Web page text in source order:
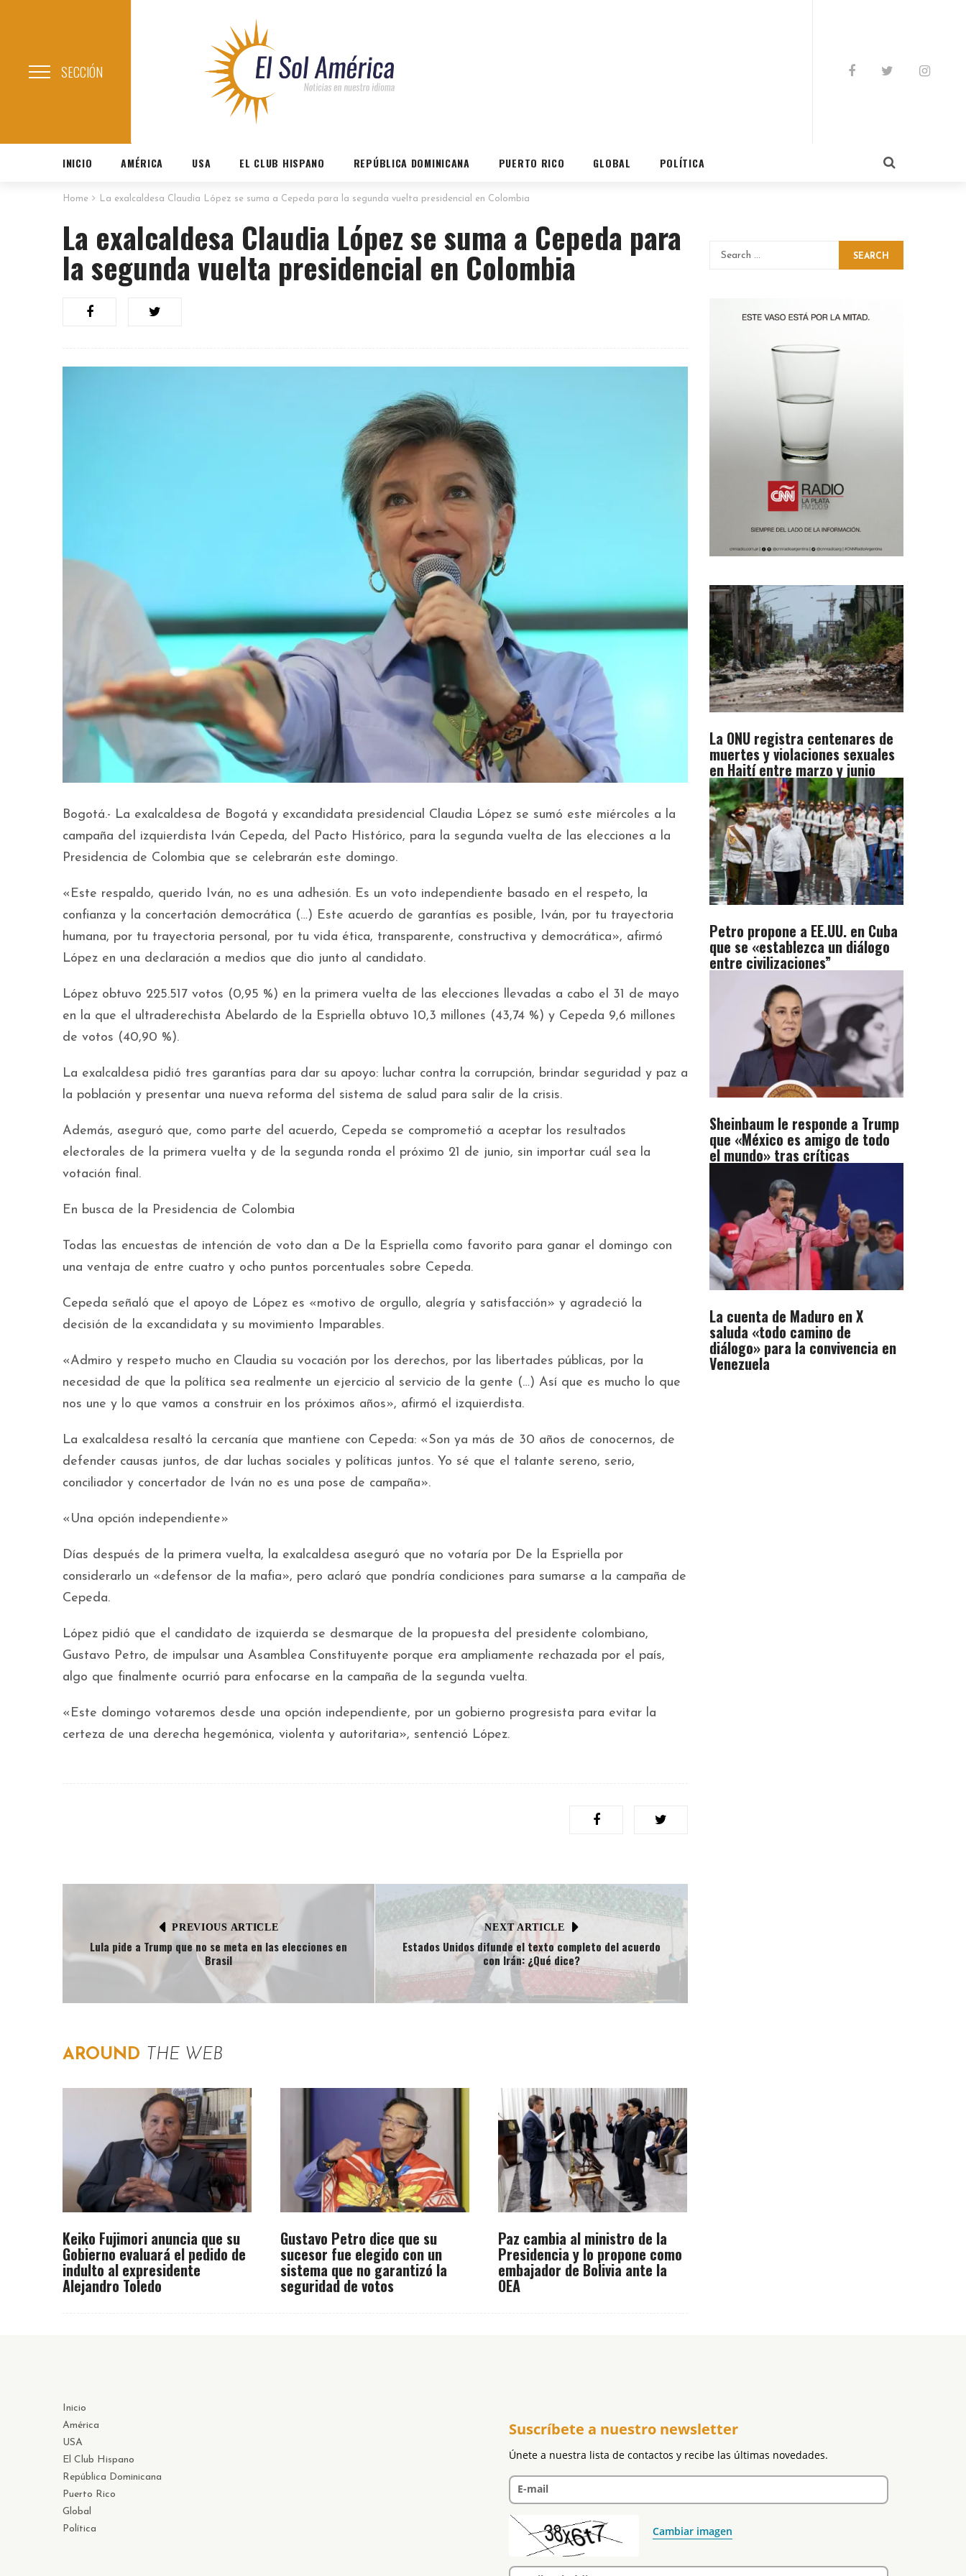
SECCIÓN
INICIO AMÉRICA USA EL CLUB HISPANO REPÚBLICA DOMINICANA PUERTO RICO GLOBAL POLÍTICA
Home La exalcaldesa Claudia López se suma a Cepeda para la segunda vuelta presidencial en Colombia
La exalcaldesa Claudia López se suma a Cepeda para
la segunda vuelta presidencial en Colombia
Bogotá.- La exalcaldesa de Bogotá y excandidata presidencial Claudia López se sumó este miércoles a la
campaña del izquierdista Iván Cepeda, del Pacto Histórico, para la segunda vuelta de las elecciones a la
Presidencia de Colombia que se celebrarán este domingo.
«Este respaldo, querido Iván, no es una adhesión. Es un voto independiente basado en el respeto, la
confianza y la concertación democrática (…) Este acuerdo de garantías es posible, Iván, por tu trayectoria
humana, por tu trayectoria personal, por tu vida ética, transparente, constructiva y democrática», afirmó
López en una declaración a medios que dio junto al candidato.
López obtuvo 225.517 votos (0,95 %) en la primera vuelta de las elecciones llevadas a cabo el 31 de mayo
en la que el ultraderechista Abelardo de la Espriella obtuvo 10,3 millones (43,74 %) y Cepeda 9,6 millones
de votos (40,90 %).
La exalcaldesa pidió tres garantías para dar su apoyo: luchar contra la corrupción, brindar seguridad y paz a
la población y presentar una nueva reforma del sistema de salud para salir de la crisis.
Además, aseguró que, como parte del acuerdo, Cepeda se comprometió a aceptar los resultados
electorales de la primera vuelta y de la segunda ronda el próximo 21 de junio, sin importar cuál sea la
votación final.
En busca de la Presidencia de Colombia
Todas las encuestas de intención de voto dan a De la Espriella como favorito para ganar el domingo con
una ventaja de entre cuatro y ocho puntos porcentuales sobre Cepeda.
Cepeda señaló que el apoyo de López es «motivo de orgullo, alegría y satisfacción» y agradeció la
decisión de la excandidata y su movimiento Imparables.
«Admiro y respeto mucho en Claudia su vocación por los derechos, por las libertades públicas, por la
necesidad de que la política sea realmente un ejercicio al servicio de la gente (…) Así que es mucho lo que
nos une y lo que vamos a construir en los próximos años», afirmó el izquierdista.
La exalcaldesa resaltó la cercanía que mantiene con Cepeda: «Son ya más de 30 años de conocernos, de
defender causas juntos, de dar luchas sociales y políticas juntos. Yo sé que el talante sereno, serio,
conciliador y concertador de Iván no es una pose de campaña».
«Una opción independiente»
Días después de la primera vuelta, la exalcaldesa aseguró que no votaría por De la Espriella por
considerarlo un «defensor de la mafia», pero aclaró que pondría condiciones para sumarse a la campaña de
Cepeda.
López pidió que el candidato de izquierda se desmarque de la propuesta del presidente colombiano,
Gustavo Petro, de impulsar una Asamblea Constituyente porque era ampliamente rechazada por el país,
algo que finalmente ocurrió para enfocarse en la campaña de la segunda vuelta.
«Este domingo votaremos desde una opción independiente, por un gobierno progresista para evitar la
certeza de una derecha hegemónica, violenta y autoritaria», sentenció López.
PREVIOUS ARTICLE
Lula pide a Trump que no se meta en las elecciones en
Brasil
NEXT ARTICLE
Estados Unidos difunde el texto completo del acuerdo
con Irán: ¿Qué dice?
AROUND THE WEB
Keiko Fujimori anuncia que su
Gobierno evaluará el pedido de
indulto al expresidente
Alejandro Toledo
Gustavo Petro dice que su
sucesor fue elegido con un
sistema que no garantizó la
seguridad de votos
Paz cambia al ministro de la
Presidencia y lo propone como
embajador de Bolivia ante la
OEA
SEARCH
La ONU registra centenares de
muertes y violaciones sexuales
en Haití entre marzo y junio
Petro propone a EE.UU. en Cuba
que se «establezca un diálogo
entre civilizaciones”
Sheinbaum le responde a Trump
que «México es amigo de todo
el mundo» tras críticas
La cuenta de Maduro en X
saluda «todo camino de
diálogo» para la convivencia en
Venezuela
Inicio
América
USA
El Club Hispano
República Dominicana
Puerto Rico
Global
Política
Suscríbete a nuestro newsletter
Únete a nuestra lista de contactos y recibe las últimas novedades.
E-mail
Cambiar imagen